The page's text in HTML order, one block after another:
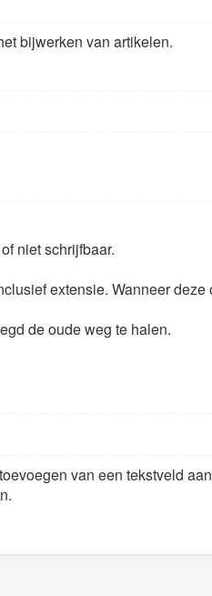
bijwerken van artikelen.
niet schrijfbaar.
extensie. Wanneer
de oude weg te halen.
van een tekstveld